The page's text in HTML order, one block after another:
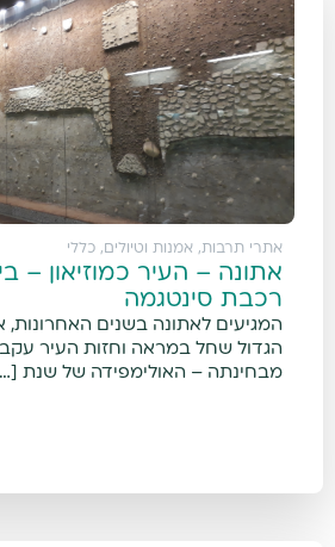
אתרי תרבות, אמנות וטיולים , כללי
אתונה – העיר כמוזיאון –
רכבת סינטגמה
המגיעים לאתונה בשנים האחרונות,
הגדול שחל במראה וחזות העיר עקב
מבחינתה – האולימפידה של שנת […]